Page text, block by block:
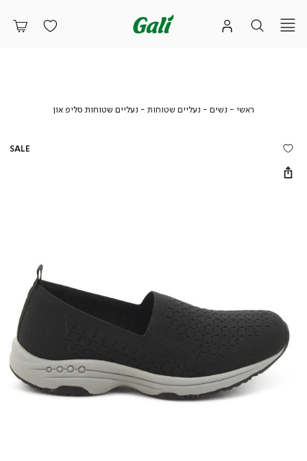
ראשי ראשינשים נשיםנעליים שטוחות נעליים
נעליים שטוחות סליפ און
SALE